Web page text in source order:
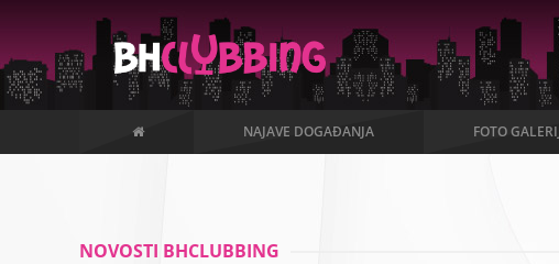
NAJAVE DOGAĐANJA FOTO
NOVOSTI BHCLUBBING